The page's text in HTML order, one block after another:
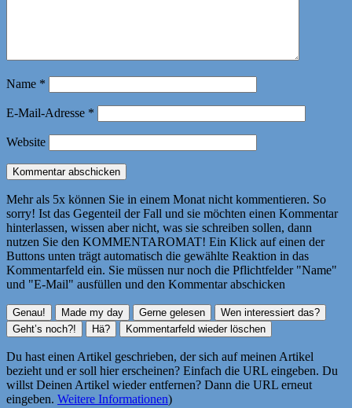
Name *
E-Mail-Adresse *
Website
Mehr als 5x können Sie in einem Monat nicht kommentieren. So
sorry! Ist das Gegenteil der Fall und sie möchten einen Kommentar
hinterlassen, wissen aber nicht, was sie schreiben sollen, dann
nutzen Sie den KOMMENTAROMAT! Ein Klick auf einen der
Buttons unten trägt automatisch die gewählte Reaktion in das
Kommentarfeld ein. Sie müssen nur noch die Pflichtfelder "Name"
und "E-Mail" ausfüllen und den Kommentar abschicken
Du hast einen Artikel geschrieben, der sich auf meinen Artikel
bezieht und er soll hier erscheinen? Einfach die URL eingeben. Du
willst Deinen Artikel wieder entfernen? Dann die URL erneut
eingeben. Weitere Informationen)